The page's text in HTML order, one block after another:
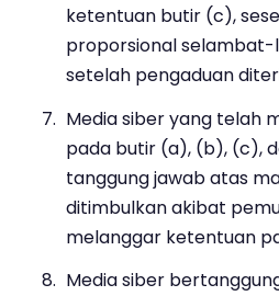
ketentuan butir (c),
proporsional selambat-
setelah pengaduan
Media siber yang telah
pada butir (a), (b), (c),
tanggung jawab atas
ditimbulkan akibat
melanggar ketentuan
Media siber